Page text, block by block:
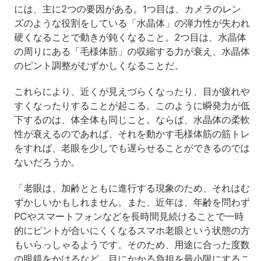
には、主に2つの要因がある。1つ目は、カメラのレン
ズのような役割をしている「水晶体」の弾力性が失われ
硬くなることで動きが鈍くなること。2つ目は、水晶体
の周りにある「毛様体筋」の収縮する力が衰え、水晶体
のピント調整がむずかしくなることだ。
これらにより、近くが見えづらくなったり、目が疲れや
すくなったりすることが起こる。このように瞬発力が低
下するのは、体全体も同じこと。ならば、水晶体の柔軟
性が衰えるのであれば、それを動かす毛様体筋の筋トレ
をすれば、老眼を少しでも遅らせることができるのでは
ないだろうか。
「老眼は、加齢とともに進行する現象のため、それはむ
ずかしいかもしれません。また、近年は、年齢を問わず
PCやスマートフォンなどを長時間見続けることで一時
的にピントが合いにくくなるスマホ老眼という状態の方
もいらっしゃるようです。そのため、用途に合った度数
の眼鏡をかけるなど、目にかかる負担を最小限にするこ